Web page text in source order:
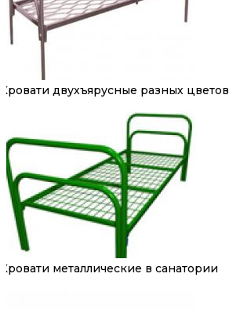
Кровати двухъярусные разных цветов
Кровати металлические в санатории